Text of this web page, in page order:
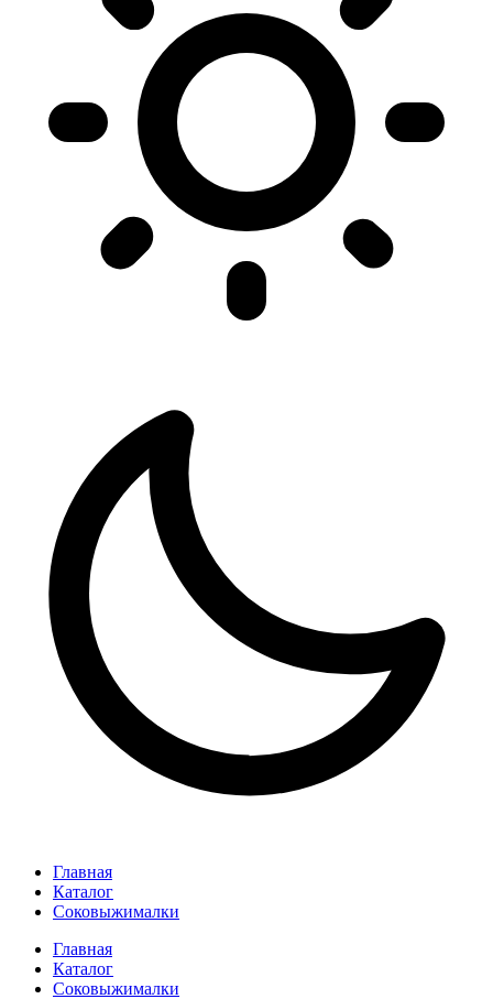
Главная
Каталог
Соковыжималки
Главная
Каталог
Соковыжималки